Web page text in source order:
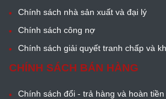
Chính sách nhà sản xuất và đại lý
Chính sách công nợ
Chính sách giải quyết tranh chấp và
CHÍNH SÁCH BÁN HÀNG
Chính sách đổi - trả hàng và hoàn tiền